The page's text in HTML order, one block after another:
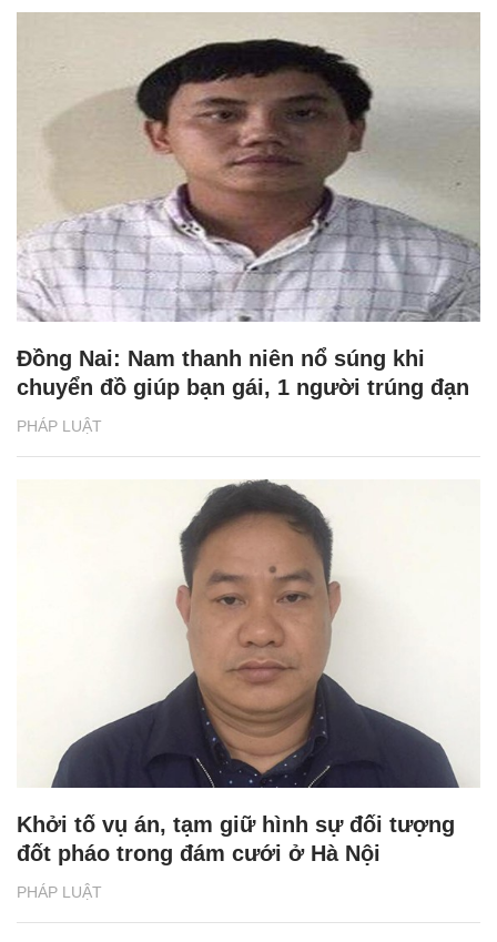
PHÁP LUẬT
Đồng Nai: Nam thanh niên nổ súng khi
chuyển đồ giúp bạn gái, 1 người trúng đạn
PHÁP LUẬT
Khởi tố vụ án, tạm giữ hình sự đối tượng
đốt pháo trong đám cưới ở Hà Nội